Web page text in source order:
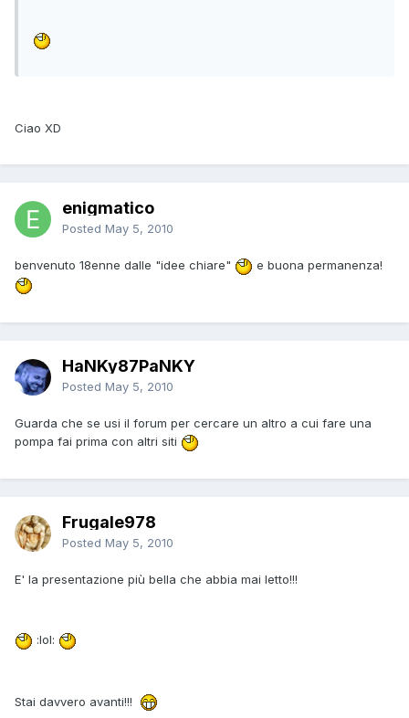
Ciao XD
enigmatico
Posted May 5, 2010
benvenuto 18enne dalle "idee chiare" e buona permanenza!
HaNKy87PaNKY
Posted May 5, 2010
Guarda che se usi il forum per cercare un altro a cui fare una
pompa fai prima con altri siti
Frugale978
Posted May 5, 2010
E' la presentazione più bella che abbia mai letto!!!
:lol:
Stai davvero avanti!!!